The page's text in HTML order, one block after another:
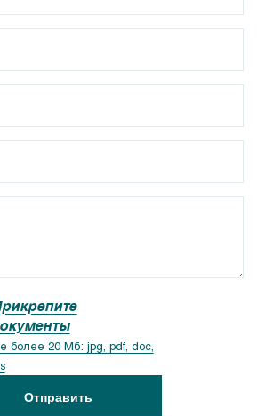
более 20 Мб: jpg, pdf, doc,
Отправить